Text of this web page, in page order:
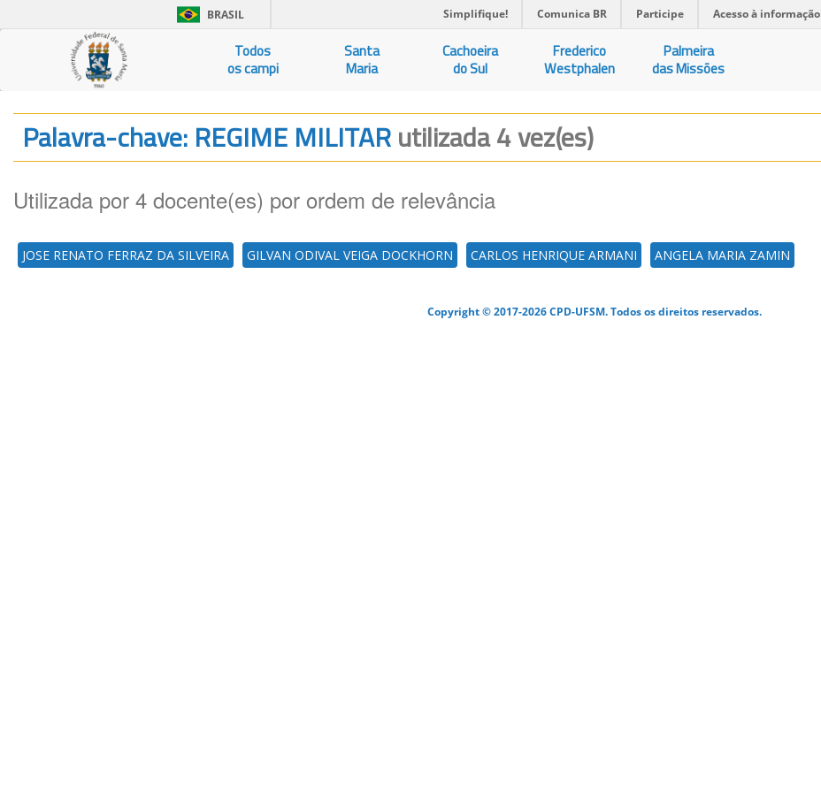
BRASIL Simplifique! Comunica BR Participe Acesso à informação
Todos
os campi
Santa
Maria
Cachoeira
do Sul
Frederico
Westphalen
Palmeira
das Missões
Palavra-chave: REGIME MILITARutilizada 4 vez(es)
Utilizada por 4 docente(es) por ordem de relevância
JOSE RENATO FERRAZ DA SILVEIRA GILVAN ODIVAL VEIGA DOCKHORN CARLOS HENRIQUE ARMANI ANGELA MARIA ZAMIN
Copyright © 2017-2026 CPD-UFSM. Todos os direitos reservados.